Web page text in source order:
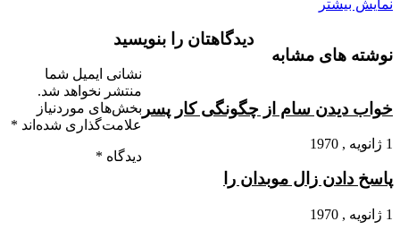
نمایش بیشتر
نوشته های مشابه
خواب دیدن سام از چگونگى کار پسر
1 ژانویه , 1970
پاسخ دادن زال موبدان را
1 ژانویه , 1970
دیدگاهتان را بنویسید
نشانی ایمیل شما
منتشر نخواهد شد.
بخش‌های موردنیاز
علامت‌گذاری شده‌اند *
دیدگاه *